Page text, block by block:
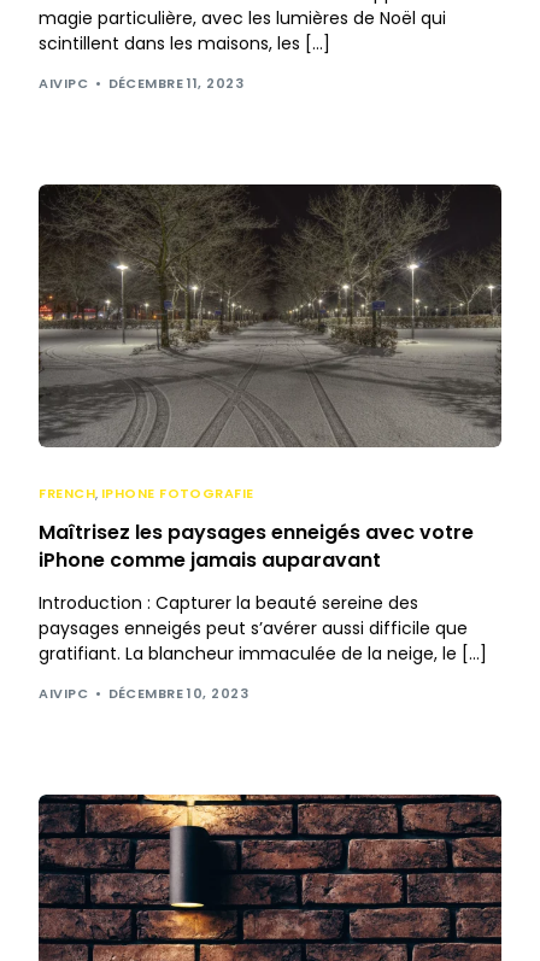
magie particulière, avec les lumières de Noël qui
scintillent dans les maisons, les […]
AIVIPC DÉCEMBRE 11, 2023
FRENCH, IPHONE FOTOGRAFIE
Maîtrisez les paysages enneigés avec votre
iPhone comme jamais auparavant
Introduction : Capturer la beauté sereine des
paysages enneigés peut s’avérer aussi difficile que
gratifiant. La blancheur immaculée de la neige, le […]
AIVIPC DÉCEMBRE 10, 2023